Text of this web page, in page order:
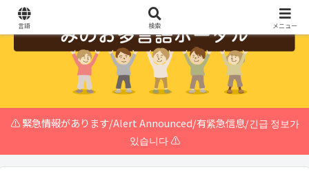
⚠️ 緊急情報があります/Alert Announced/有紧急信息/긴급 정보가
있습니다 ⚠️
言語 検索 メニュー